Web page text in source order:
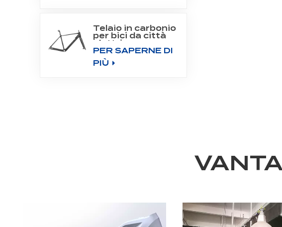
Telaio in carbonio
per bici da città
elettrica con
motore
posteriore 700C
PER SAPERNE DI
PIÙ